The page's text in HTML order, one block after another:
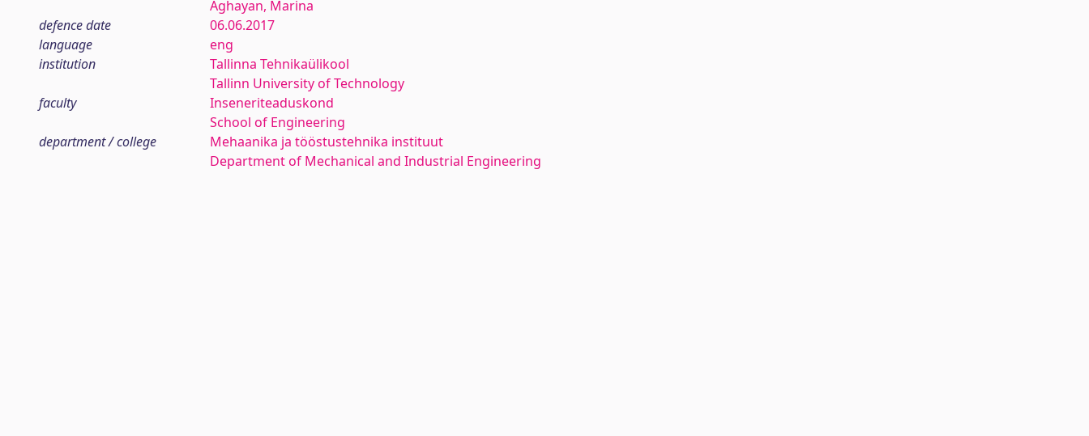
Aghayan, Marina
defence date
06.06.2017
language
eng
institution
Tallinna Tehnikaülikool
Tallinn University of Technology
faculty
Inseneriteaduskond
School of Engineering
department / college
Mehaanika ja tööstustehnika instituut
Department of Mechanical and Industrial Engineering